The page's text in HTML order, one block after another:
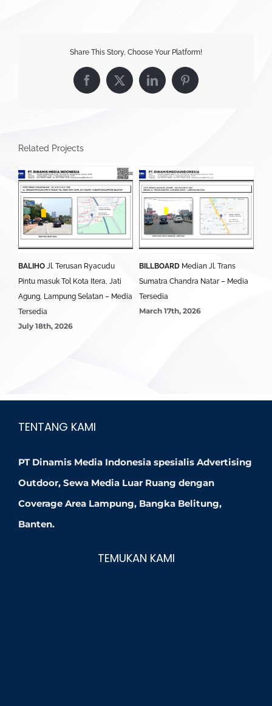
Share This Story, Choose Your Platform!
Facebook
X LinkedInPinterest
Related Projects
BALIHO Jl. Terusan Ryacudu
Pintu masuk Tol Kota Itera, Jati
Agung, Lampung Selatan – Media
Tersedia
July 18th, 2026
BILLBOARD Median Jl. Trans
Sumatra Chandra Natar – Media
Tersedia
March 17th, 2026
TENTANG KAMI
PT Dinamis Media Indonesia spesialis Advertising
Outdoor, Sewa Media Luar Ruang dengan
Coverage Area Lampung, Bangka Belitung,
Banten.
TEMUKAN KAMI